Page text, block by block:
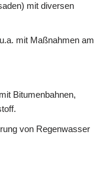
mit diversen
mit Maßnahmen am
Bitumenbahnen,
von Regenwasser